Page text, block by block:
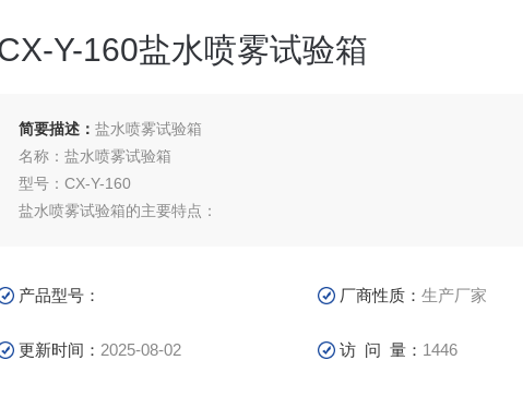
Y-160盐水喷雾试验箱
简要描述： 盐水喷雾试验箱
名称：盐水喷雾试验箱
型号：CX-Y-160
盐水喷雾试验箱的主要特点：
雾扩散，并自然落于试卡片，并保证无结晶盐阻塞。
产品型号： 厂商性质： 生产厂家
更新时间： 2025-08-02 访 问 量： 1446